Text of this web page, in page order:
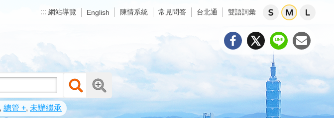
::: 網站導覽 English 陳情系統 常見問答 台北通 雙語詞彙
總管 + 未辦繼承